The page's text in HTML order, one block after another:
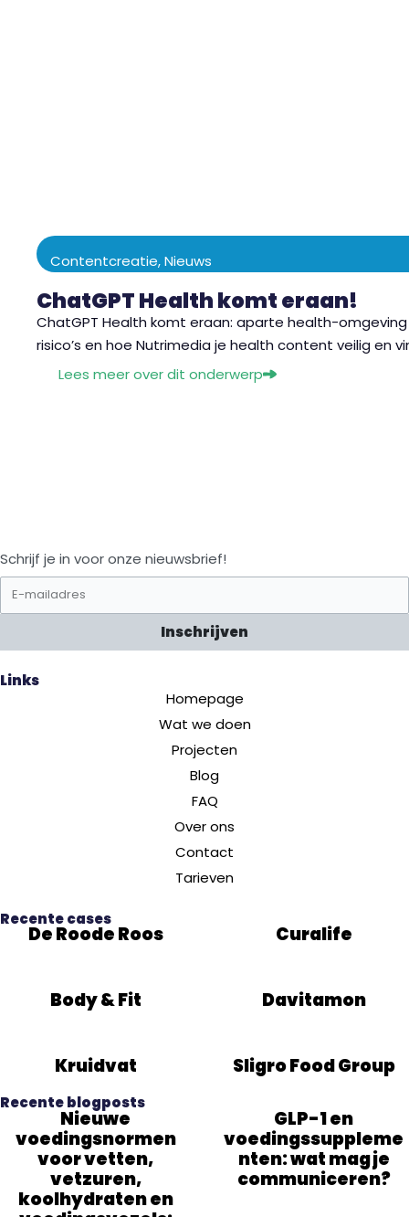
Contentcreatie,Nieuws
ChatGPT Health komt eraan!
ChatGPT Health komt eraan: aparte health-
risico’s en hoe Nutrimedia je health content veilig en
Lees meer over dit onderwerp
Schrijf je in voor onze nieuwsbrief!
Inschrijven
Links
Homepage
Wat we doen
Projecten
Blog
FAQ
Over ons
Contact
Tarieven
Recente cases
De Roode Roos Curalife
Body & Fit Davitamon
Kruidvat Sligro Food Group
Recente blogposts
Nieuwe
voedingsnormen
voor vetten,
vetzuren,
koolhydraten en
GLP-1 en
voedingssuppleme
nten: wat mag je
communiceren?